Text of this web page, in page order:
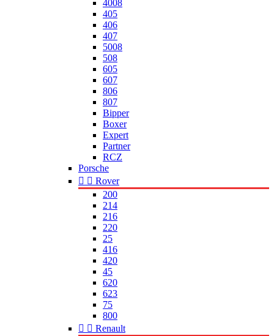
4008
405
406
407
5008
508
605
607
806
807
Bipper
Boxer
Expert
Partner
RCZ
Porsche
  Rover
200
214
216
220
25
416
420
45
620
623
75
800
  Renault